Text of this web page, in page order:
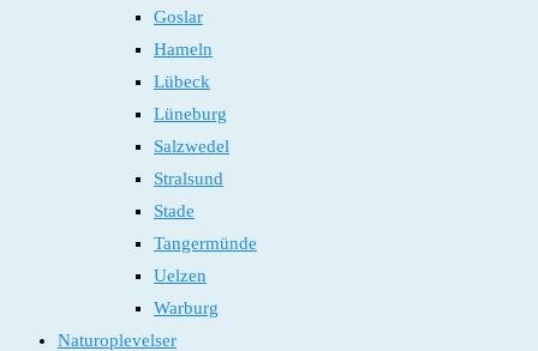
Goslar
Hameln
Lübeck
Lüneburg
Salzwedel
Stralsund
Stade
Tangermünde
Uelzen
Warburg
Naturoplevelser